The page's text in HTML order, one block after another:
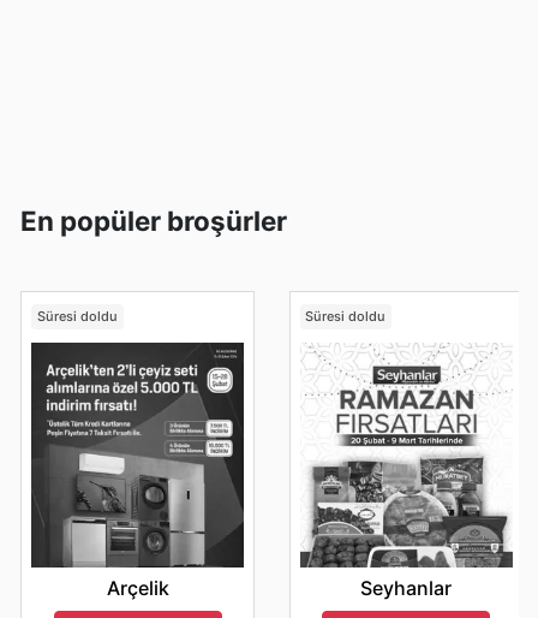
En popüler broşürler
Süresi doldu
Arçelik
Süresi doldu
Seyhanlar